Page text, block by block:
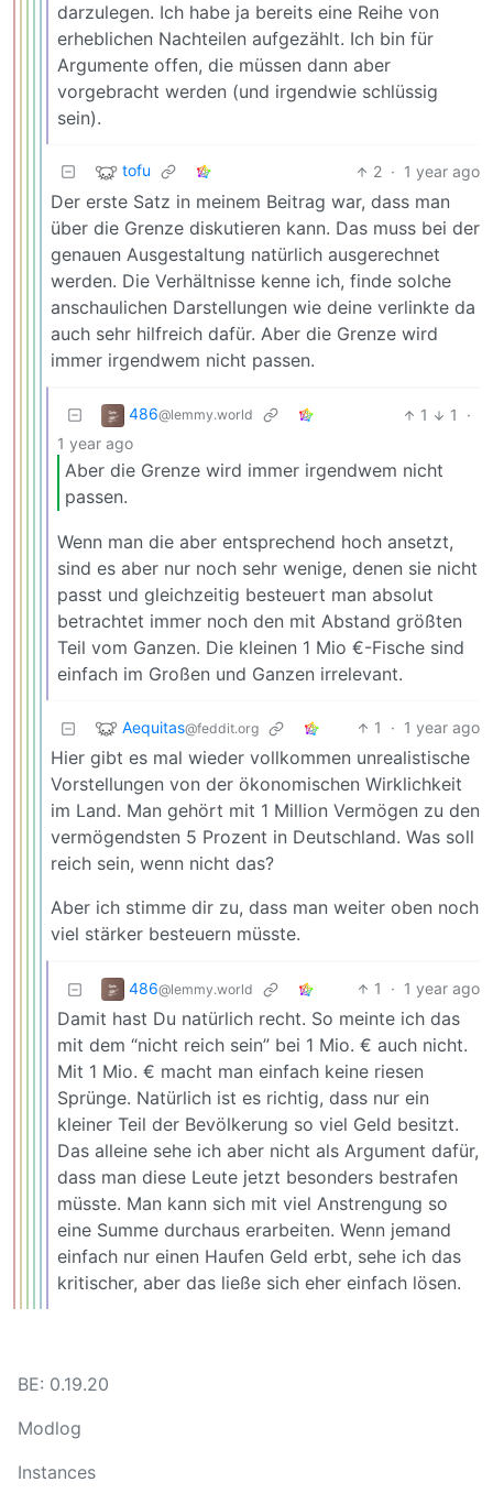
darzulegen. Ich habe ja bereits eine Reihe von
erheblichen Nachteilen aufgezählt. Ich bin für
Argumente offen, die müssen dann aber
vorgebracht werden (und irgendwie schlüssig
sein).
tofu 2 · 1 year ago
Der erste Satz in meinem Beitrag war, dass man
über die Grenze diskutieren kann. Das muss bei der
genauen Ausgestaltung natürlich ausgerechnet
werden. Die Verhältnisse kenne ich, finde solche
anschaulichen Darstellungen wie deine verlinkte da
auch sehr hilfreich dafür. Aber die Grenze wird
immer irgendwem nicht passen.
486@lemmy.world 1 1
·
1 year ago
Aber die Grenze wird immer irgendwem nicht
passen.
Wenn man die aber entsprechend hoch ansetzt,
sind es aber nur noch sehr wenige, denen sie nicht
passt und gleichzeitig besteuert man absolut
betrachtet immer noch den mit Abstand größten
Teil vom Ganzen. Die kleinen 1 Mio €-Fische sind
einfach im Großen und Ganzen irrelevant.
Aequitas@feddit.org 1 · 1 year ago
Hier gibt es mal wieder vollkommen unrealistische
Vorstellungen von der ökonomischen Wirklichkeit
im Land. Man gehört mit 1 Million Vermögen zu den
vermögendsten 5 Prozent in Deutschland. Was soll
reich sein, wenn nicht das?
Aber ich stimme dir zu, dass man weiter oben noch
viel stärker besteuern müsste.
486@lemmy.world 1 · 1 year ago
Damit hast Du natürlich recht. So meinte ich das
mit dem “nicht reich sein” bei 1 Mio. € auch nicht.
Mit 1 Mio. € macht man einfach keine riesen
Sprünge. Natürlich ist es richtig, dass nur ein
kleiner Teil der Bevölkerung so viel Geld besitzt.
Das alleine sehe ich aber nicht als Argument dafür,
dass man diese Leute jetzt besonders bestrafen
müsste. Man kann sich mit viel Anstrengung so
eine Summe durchaus erarbeiten. Wenn jemand
einfach nur einen Haufen Geld erbt, sehe ich das
kritischer, aber das ließe sich eher einfach lösen.
BE: 0.19.20
Modlog
Instances